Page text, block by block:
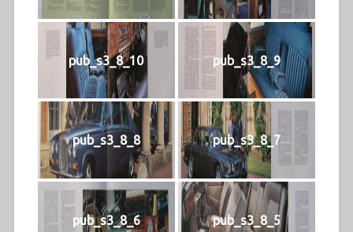
pub_s3_8_10 pub_s3_8_9
pub_s3_8_8 pub_s3_8_7
pub_s3_8_6 pub_s3_8_5